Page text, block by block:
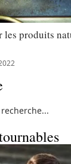
les produits